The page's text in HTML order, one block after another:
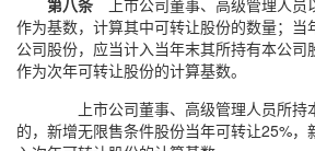
第八条 上市公司董事、高级管理人员
作为基数，计算其中可转让股份的数量；当
公司股份，应当计入当年末其所持有本公司
作为次年可转让股份的计算基数。
上市公司董事、高级管理人员所
的，新增无限售条件股份当年可转让25%，